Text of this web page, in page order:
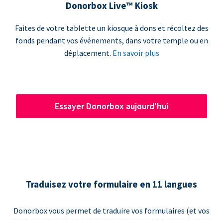
Donorbox Live™ Kiosk
Faites de votre tablette un kiosque à dons et récoltez des
fonds pendant vos événements, dans votre temple ou en
déplacement. En savoir plus
Essayer Donorbox aujourd'hui
Traduisez votre formulaire en 11 langues
Donorbox vous permet de traduire vos formulaires (et vos